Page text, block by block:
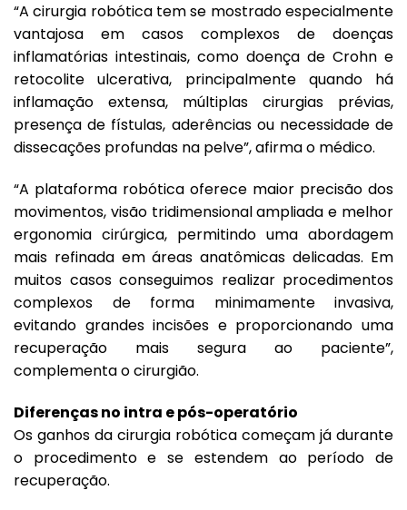
“A cirurgia robótica tem se mostrado especialmente
vantajosa em casos complexos de doenças
inflamatórias intestinais, como doença de Crohn e
retocolite ulcerativa, principalmente quando há
inflamação extensa, múltiplas cirurgias prévias,
presença de fístulas, aderências ou necessidade de
dissecações profundas na pelve”, afirma o médico.
“A plataforma robótica oferece maior precisão dos
movimentos, visão tridimensional ampliada e melhor
ergonomia cirúrgica, permitindo uma abordagem
mais refinada em áreas anatômicas delicadas. Em
muitos casos conseguimos realizar procedimentos
complexos de forma minimamente invasiva,
evitando grandes incisões e proporcionando uma
recuperação mais segura ao paciente”,
complementa o cirurgião.
Diferenças no intra e pós-operatório
Os ganhos da cirurgia robótica começam já durante
o procedimento e se estendem ao período de
recuperação.